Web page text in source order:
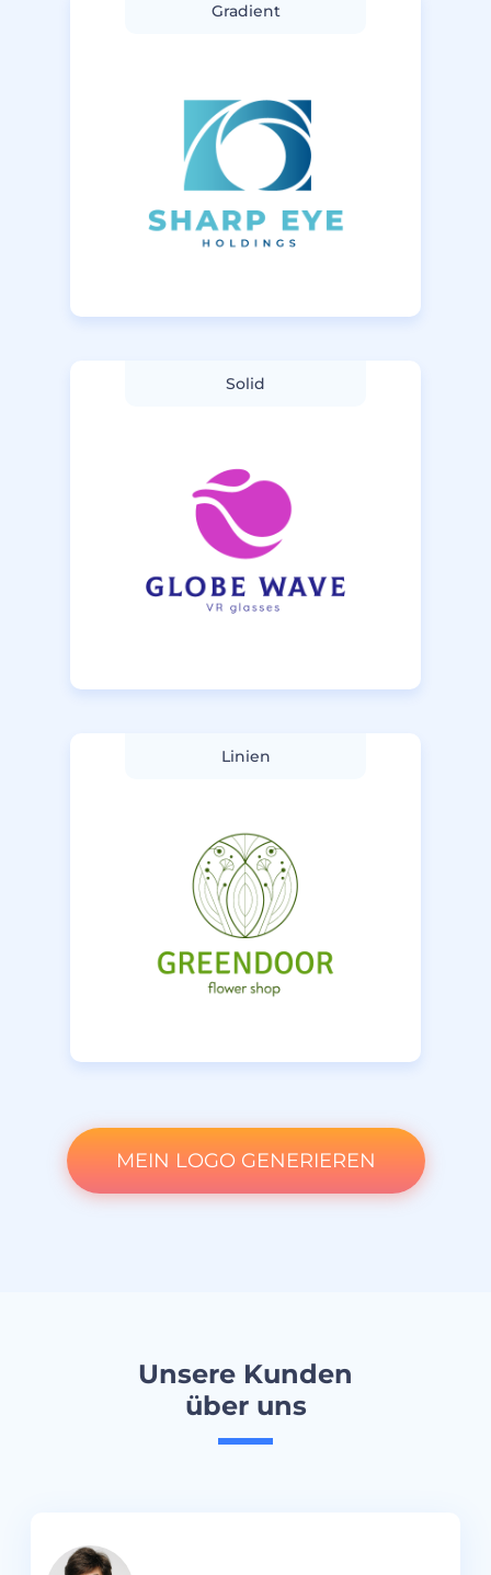
Gradient
Solid
Linien
MEIN LOGO GENERIEREN
Unsere Kunden
über uns